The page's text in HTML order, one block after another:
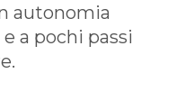
autonomia
a pochi passi